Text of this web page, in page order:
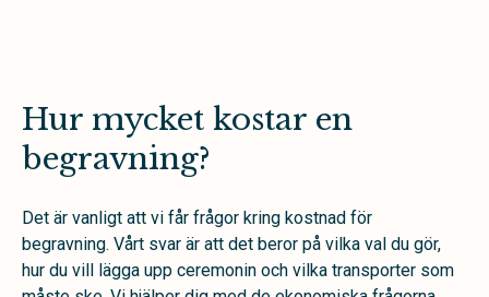
Hur mycket kostar en
begravning?
Det är vanligt att vi får frågor kring kostnad för
begravning. Vårt svar är att det beror på vilka val du gör,
hur du vill lägga upp ceremonin och vilka transporter som